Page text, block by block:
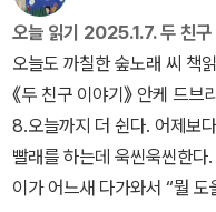
신주머니 떠넘기기 같은 짓
며 노래하는 새를 보았다. 새
(새)를 보면 내(새)가 보일
눌려버리겠지.” 이 말을 남
뭐야? 새가 나한테 말했나
건 아흔 살이건, 그저 힘(권
치계)이며 글밭(문학계)은 아
합니다.ㅍㄹㄴ《미래 세대를
영희, 2025.9.18.)《두 친구
철북, 2005.11.18.)《키친 1
우디의 바다》(다지마 신지/
자 파크스 나의 이야기》(로
러미 사전》, 《미래세대를 위
다가 작은책집을 보았습니다
말》, 《책숲마실》, 《우리말
거움》, 《이오덕 마음 읽
다만이 책은글은 훌륭하되'자
짚으려고 한다.
읽히기 어려웠지 싶다. 아이
하루를 그리는 수수한 이야
다. ‘다투거나 싸우면서 앙금
나 다뤄야 한다고 얽매이기
까지 보낸 ‘창비어린이 공모
할 글감’까지 아주 못박더라
손수 살림짓는 푸른어린이
오늘 읽기 2025.1.7. 두 친구
오늘도 까칠한 숲노래 씨 책
《두 친구 이야기》 안케 드
8.오늘까지 더 쉰다. 어제보
빨래를 하는데 욱씬욱씬한
이가 어느새 다가와서 “뭘